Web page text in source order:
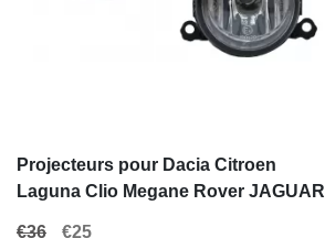
Projecteurs pour Dacia Citroen
Laguna Clio Megane Rover JAGUAR
€36 €25